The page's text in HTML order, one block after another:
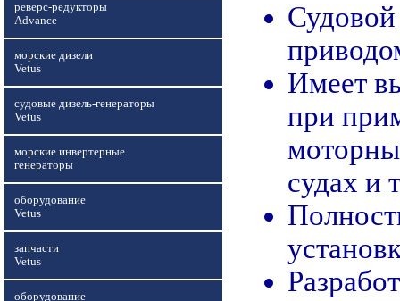
реверс-редукторы
Advance
морские дизели
Vetus
судовые дизель-генераторы
Vetus
морские инвертерные
генераторы
оборудование
Vetus
запчасти
Vetus
оборудование
Судовой
Имеет
при
судах и